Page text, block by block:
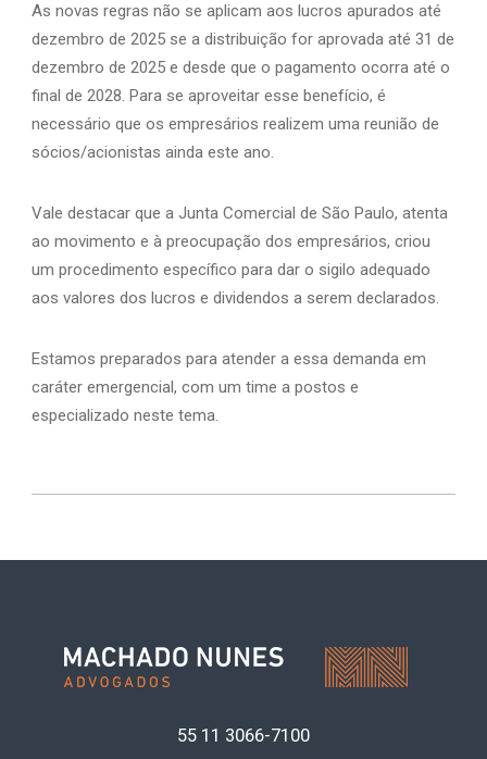
As novas regras não se aplicam aos lucros apurados até
dezembro de 2025 se a distribuição for aprovada até 31 de
dezembro de 2025 e desde que o pagamento ocorra até o
final de 2028. Para se aproveitar esse benefício, é
necessário que os empresários realizem uma reunião de
sócios/acionistas ainda este ano.
Vale destacar que a Junta Comercial de São Paulo, atenta
ao movimento e à preocupação dos empresários, criou
um procedimento específico para dar o sigilo adequado
aos valores dos lucros e dividendos a serem declarados.
Estamos preparados para atender a essa demanda em
caráter emergencial, com um time a postos e
especializado neste tema.
55 11 3066-7100